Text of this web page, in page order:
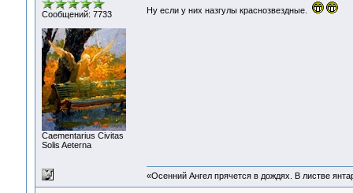
Сообщений: 7733
Сaementarius Civitas
Solis Aeterna
Ну если у них назгулы краснозвездные.
«Осенний Ангел прячется в дождях. В листве